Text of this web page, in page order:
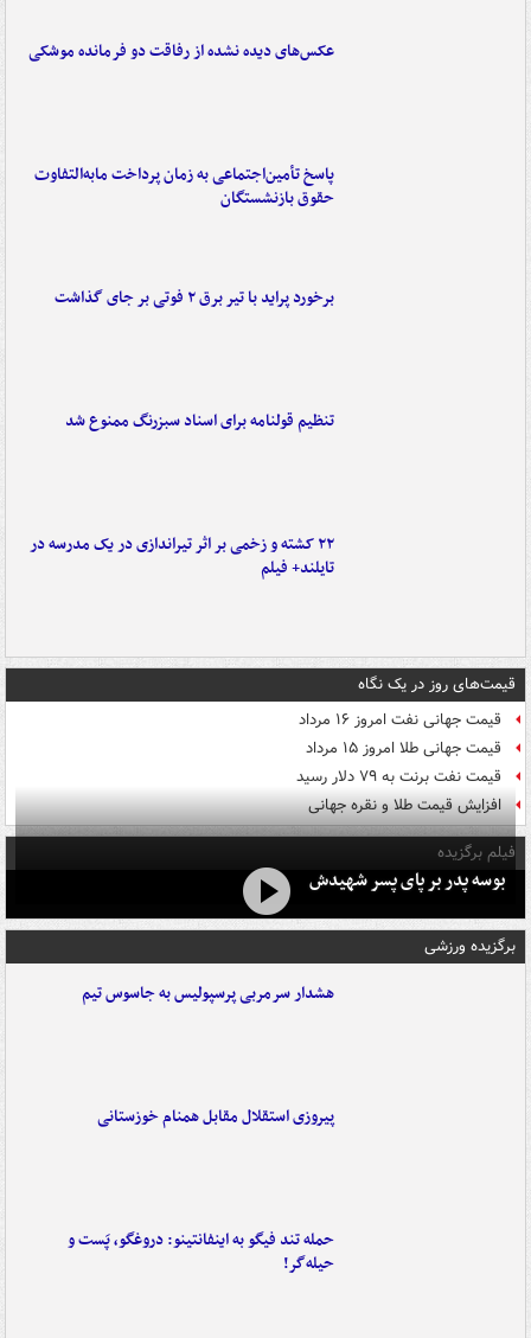
عکس‌های دیده نشده از رفاقت دو فرمانده‌ موشکی
پاسخ تأمین‌اجتماعی به زمان پرداخت مابه‌التفاوت
حقوق بازنشستگان
برخورد پراید با تیر برق ۲ فوتی بر جای گذاشت
تنظیم قولنامه برای اسناد سبزرنگ ممنوع شد
۲۲ کشته و زخمی بر اثر تیراندازی در یک مدرسه در
تایلند+ فیلم
قیمت‌های روز در یک نگاه
قیمت جهانی نفت امروز ۱۶ مرداد
قیمت جهانی طلا امروز ۱۵ مرداد
قیمت نفت برنت به ۷۹ دلار رسید
افزایش قیمت طلا و نقره جهانی
فیلم برگزیده
بوسه‌ پدر بر پای پسر شهیدش
برگزیده ورزشی
هشدار سرمربی پرسپولیس به جاسوس تیم
پیروزی استقلال مقابل همنام خوزستانی
حمله تند فیگو به اینفانتینو: دروغگو، پَست‌ و
حیله‌گر!